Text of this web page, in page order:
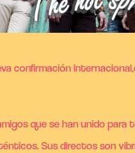
confirmación
que se han unido para
Sus directos son